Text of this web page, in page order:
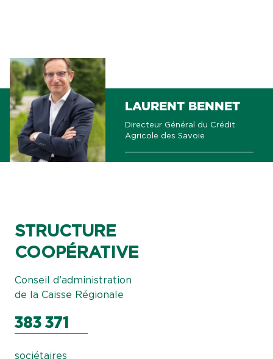
LAURENT BENNET
Directeur Général du Crédit
Agricole des Savoie
STRUCTURE
COOPÉRATIVE
Conseil d’administration
de la Caisse Régionale
383 371
sociétaires